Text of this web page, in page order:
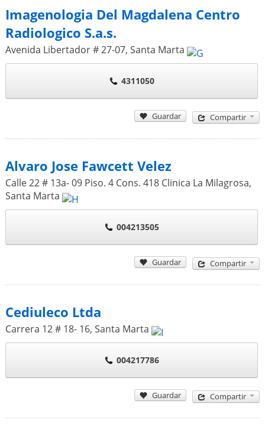
Imagenologia Del Magdalena Centro
Radiologico S.a.s.
Avenida Libertador # 27-07, Santa Marta
4311050
Guardar Compartir
Alvaro Jose Fawcett Velez
Calle 22 # 13a- 09 Piso. 4 Cons. 418 Clinica La Milagrosa,
Santa Marta
004213505
Guardar Compartir
Cediuleco Ltda
Carrera 12 # 18- 16, Santa Marta
004217786
Guardar Compartir